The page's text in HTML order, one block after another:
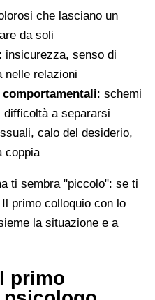
che lasciano un
da soli
insicurezza, senso di
nelle relazioni
comportamentali: schemi
a separarsi
calo del desiderio,
coppia
ti sembra "piccolo": se ti
primo colloquio con lo
la situazione e a
primo